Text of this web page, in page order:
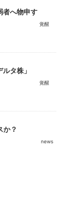
者へ物申す
覚醒
タ株」
覚醒
か？
news